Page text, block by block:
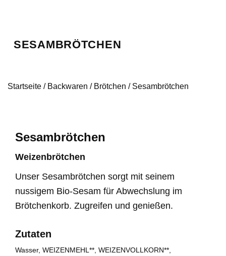
SESAMBRÖTCHEN
Startseite / Backwaren / Brötchen / Sesambrötchen
Sesambrötchen
Weizenbrötchen
Unser Sesambrötchen sorgt mit seinem
nussigem Bio-Sesam für Abwechslung im
Brötchenkorb. Zugreifen und genießen.
Zutaten
Wasser, WEIZENMEHL**, WEIZENVOLLKORN**,